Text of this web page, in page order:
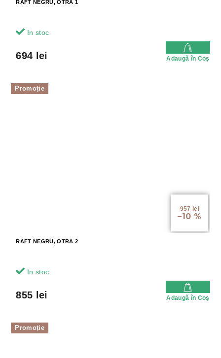
RAFT NEGRU, OTRA 1
In stoc
694 lei Adaugă în Coş
Promoție
957 lei
–10 %
RAFT NEGRU, OTRA 2
In stoc
855 lei Adaugă în Coş
Promoție